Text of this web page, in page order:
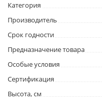
Категория
Производитель
Срок годности
Предназначение товара
Особые условия
Сертификация
Высота, см